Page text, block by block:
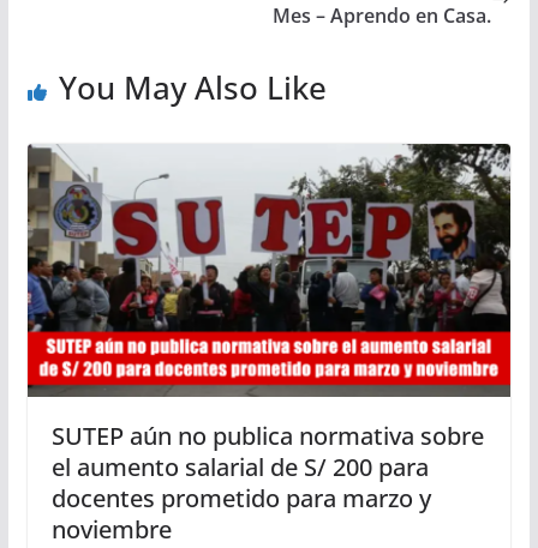
Mes – Aprendo en Casa.
You May Also Like
SUTEP aún no publica normativa sobre
el aumento salarial de S/ 200 para
docentes prometido para marzo y
noviembre